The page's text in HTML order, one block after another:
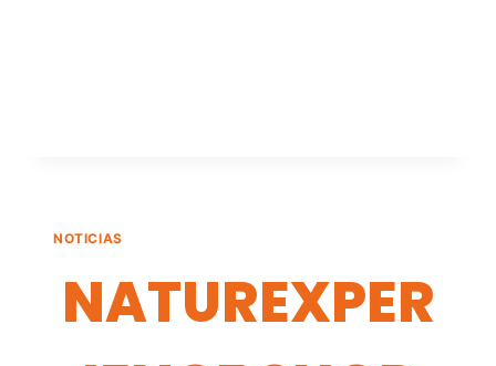
NOTICIAS
NATUREXPER